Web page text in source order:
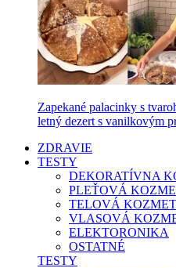
Zapekané palacinky s
letný dezert s vanilkovým
ZDRAVIE
TESTY
DEKORATÍVNA
PLEŤOVÁ
TELOVÁ
VLASOVÁ
ELEKTORONIKA
OSTATNÉ
TESTY